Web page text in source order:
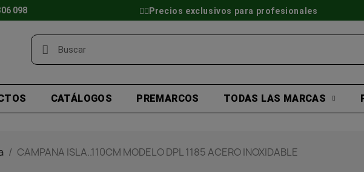
098 👷‍♂️Precios exclusivos para profesionales
CATÁLOGOS PREMARCOS TODAS LAS MARCAS
CAMPANA ISLA..110CM MODELO DPL 1185 ACERO INOXIDABLE